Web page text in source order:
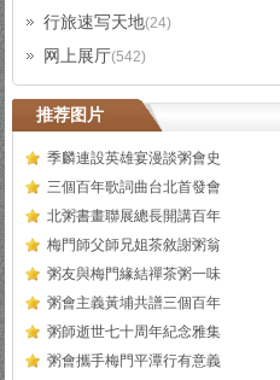
行旅速写天地(24)
网上展厅(542)
推荐图片
季麟連設英雄宴漫談粥會史
三個百年歌詞曲台北首發會
北粥書畫聯展總長開講百年
梅門師父師兄姐茶敘謝粥翁
粥友與梅門緣結禪茶粥一味
粥會主義黃埔共譜三個百年
粥師逝世七十周年紀念雅集
粥會攜手梅門平潭行有意義